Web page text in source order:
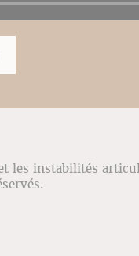
les instabilités